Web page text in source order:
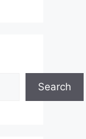
Search